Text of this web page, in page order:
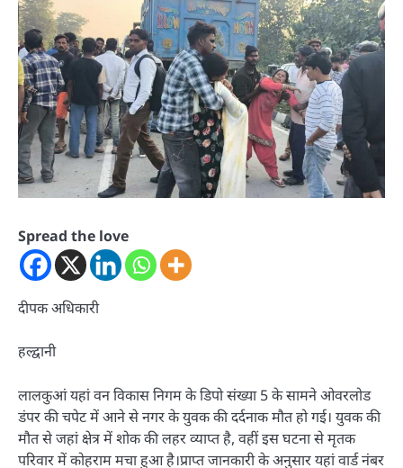
Spread the love
दीपक अधिकारी
हल्द्वानी
लालकुआं यहां वन विकास निगम के डिपो संख्या 5 के सामने ओवरलोड
डंपर की चपेट में आने से नगर के युवक की दर्दनाक मौत हो गई। युवक की
मौत से जहां क्षेत्र में शोक की लहर व्याप्त है, वहीं इस घटना से मृतक
परिवार में कोहराम मचा हुआ है।प्राप्त जानकारी के अनुसार यहां वार्ड नंबर